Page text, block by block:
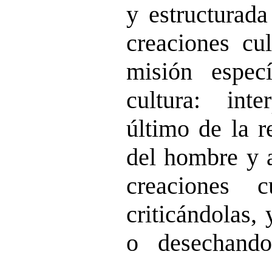
y
creaciones
misión
cultura:
último de la
del hombre y
creaciones
criticándolas,
o